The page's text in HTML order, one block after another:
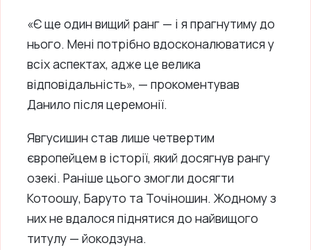
«Є ще один вищий ранг — і я прагнутиму до
нього. Мені потрібно вдосконалюватися у
всіх аспектах, адже це велика
відповідальність», — прокоментував
Данило після церемонії.
Явгусишин став лише четвертим
європейцем в історії, який досягнув рангу
озекі. Раніше цього змогли досягти
Котоошу, Баруто та Точіношин. Жодному з
них не вдалося піднятися до найвищого
титулу — йокодзуна.